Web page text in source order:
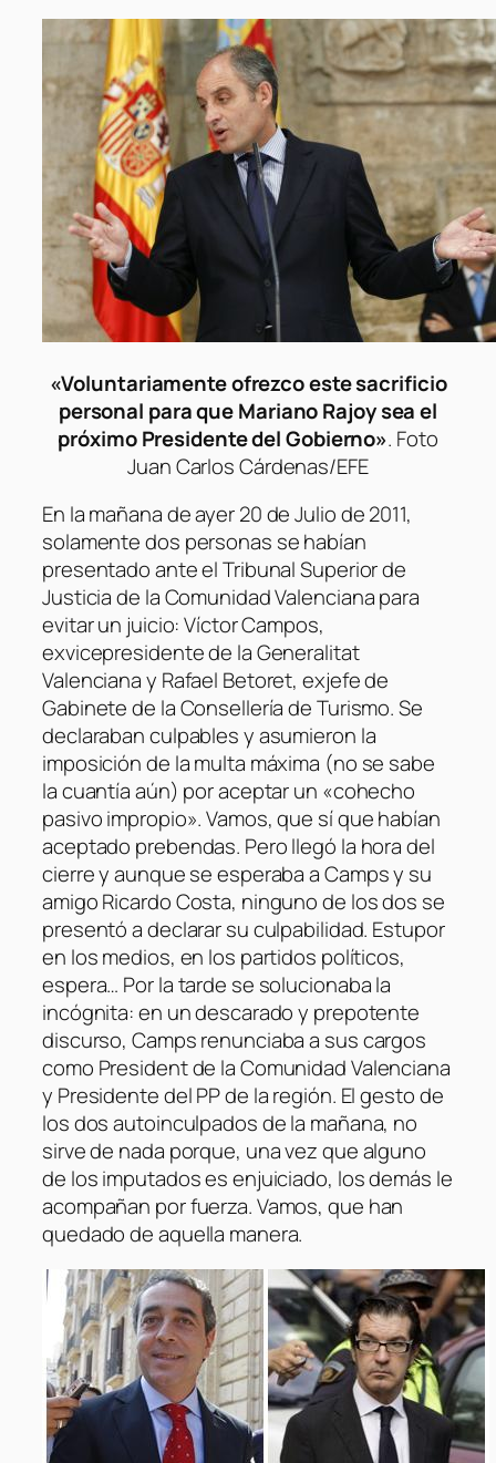
«Voluntariamente ofrezco este sacrificio
personal para que Mariano Rajoy sea el
próximo Presidente del Gobierno». Foto
Juan Carlos Cárdenas/EFE
En la mañana de ayer 20 de Julio de 2011,
solamente dos personas se habían
presentado ante el Tribunal Superior de
Justicia de la Comunidad Valenciana para
evitar un juicio: Víctor Campos,
exvicepresidente de la Generalitat
Valenciana y Rafael Betoret, exjefe de
Gabinete de la Consellería de Turismo. Se
declaraban culpables y asumieron la
imposición de la multa máxima (no se sabe
la cuantía aún) por aceptar un «cohecho
pasivo impropio». Vamos, que sí que habían
aceptado prebendas. Pero llegó la hora del
cierre y aunque se esperaba a Camps y su
amigo Ricardo Costa, ninguno de los dos se
presentó a declarar su culpabilidad. Estupor
en los medios, en los partidos políticos,
espera… Por la tarde se solucionaba la
incógnita: en un descarado y prepotente
discurso, Camps renunciaba a sus cargos
como President de la Comunidad Valenciana
y Presidente del PP de la región. El gesto de
los dos autoinculpados de la mañana, no
sirve de nada porque, una vez que alguno
de los imputados es enjuiciado, los demás le
acompañan por fuerza. Vamos, que han
quedado de aquella manera.